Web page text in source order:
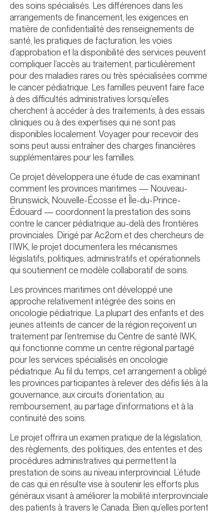
des soins spécialisés. Les différences dans les
arrangements de financement, les exigences en
matière de confidentialité des renseignements de
santé, les pratiques de facturation, les voies
d’approbation et la disponibilité des services peuvent
compliquer l’accès au traitement, particulièrement
pour des maladies rares ou très spécialisées comme
le cancer pédiatrique. Les familles peuvent faire face
à des difficultés administratives lorsqu’elles
cherchent à accéder à des traitements, à des essais
cliniques ou à des expertises qui ne sont pas
disponibles localement. Voyager pour recevoir des
soins peut aussi entraîner des charges financières
supplémentaires pour les familles.
Ce projet développera une étude de cas examinant
comment les provinces maritimes — Nouveau-
Brunswick, Nouvelle-Écosse et Île-du-Prince-
Édouard — coordonnent la prestation des soins
contre le cancer pédiatrique au-delà des frontières
provinciales. Dirigé par Ac2orn et des chercheurs de
l’IWK, le projet documentera les mécanismes
législatifs, politiques, administratifs et opérationnels
qui soutiennent ce modèle collaboratif de soins.
Les provinces maritimes ont développé une
approche relativement intégrée des soins en
oncologie pédiatrique. La plupart des enfants et des
jeunes atteints de cancer de la région reçoivent un
traitement par l’entremise du Centre de santé IWK,
qui fonctionne comme un centre régional partagé
pour les services spécialisés en oncologie
pédiatrique. Au fil du temps, cet arrangement a obligé
les provinces participantes à relever des défis liés à la
gouvernance, aux circuits d’orientation, au
remboursement, au partage d’informations et à la
continuité des soins.
Le projet offrira un examen pratique de la législation,
des règlements, des politiques, des ententes et des
procédures administratives qui permettent la
prestation de soins au niveau interprovincial. L’étude
de cas qui en résulte vise à soutenir les efforts plus
généraux visant à améliorer la mobilité interprovinciale
des patients à travers le Canada. Bien qu’elles portent